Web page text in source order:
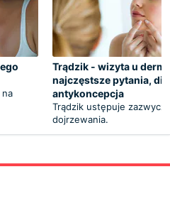
Trądzik - wizyta u
najczęstsze pytania,
antykoncepcja
Trądzik ustępuje
dojrzewania.